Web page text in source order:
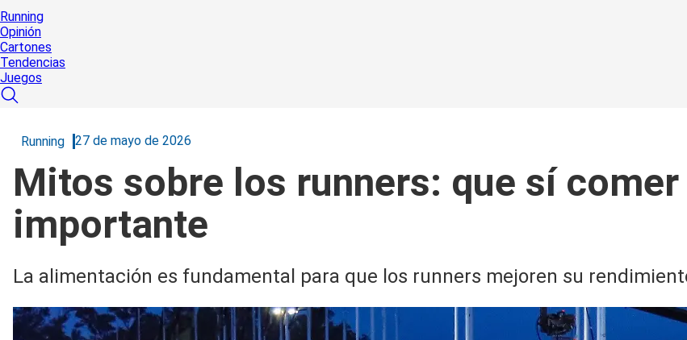
Running
Opinión
Cartones
Tendencias
Juegos
Running 27 de mayo de 2026
Mitos sobre los runners: que sí
importante
La alimentación es fundamental para que los runners mejoren su